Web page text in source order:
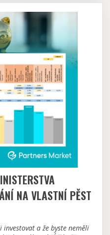
NA VLASTNÍ PĚST
investovat a že byste neměli